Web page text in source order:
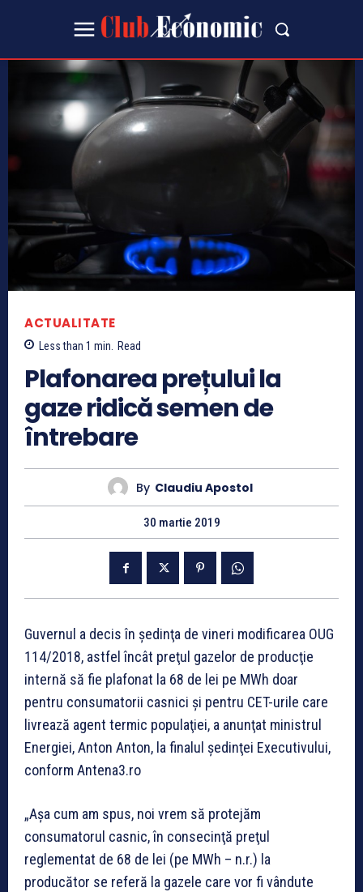
ACTUALITATE
Less than 1 min. Read
Plafonarea prețului la
gaze ridică semen de
întrebare
By Claudiu Apostol
30 martie 2019
Guvernul a decis în şedinţa de vineri modificarea OUG
114/2018, astfel încât preţul gazelor de producţie
internă să fie plafonat la 68 de lei pe MWh doar
pentru consumatorii casnici şi pentru CET-urile care
livrează agent termic populaţiei, a anunţat ministrul
Energiei, Anton Anton, la finalul şedinţei Executivului,
conform Antena3.ro
„Aşa cum am spus, noi vrem să protejăm
consumatorul casnic, în consecinţă preţul
reglementat de 68 de lei (pe MWh – n.r.) la
producător se referă la gazele care vor fi vândute